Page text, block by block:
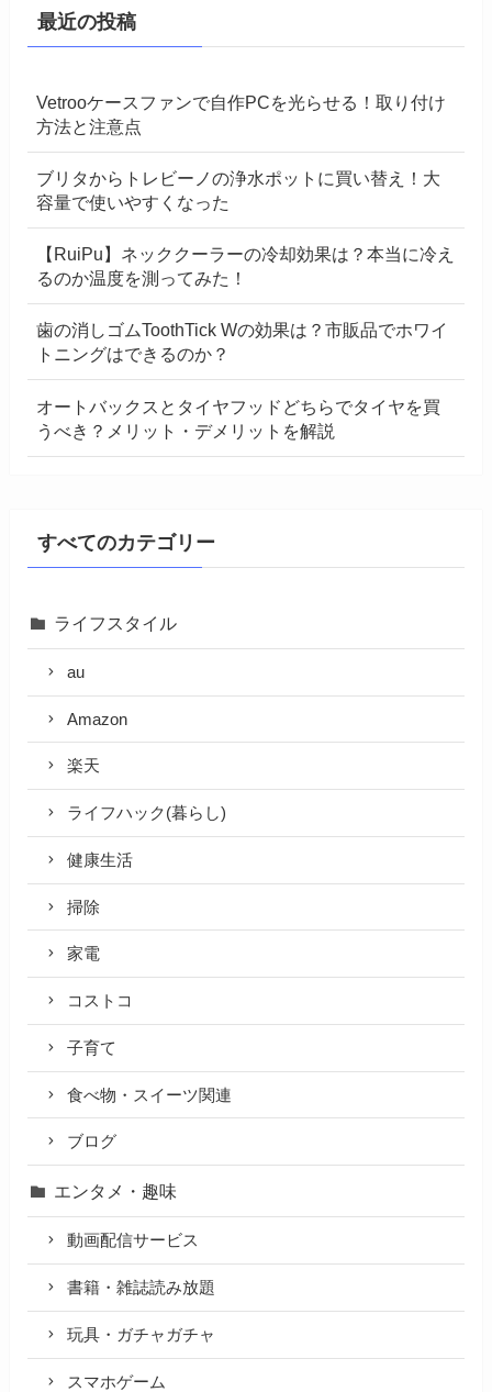
最近の投稿
Vetrooケースファンで自作PCを光らせる！取り付け
方法と注意点
ブリタからトレビーノの浄水ポットに買い替え！大
容量で使いやすくなった
【RuiPu】ネッククーラーの冷却効果は？本当に冷え
るのか温度を測ってみた！
歯の消しゴムToothTick Wの効果は？市販品でホワイ
トニングはできるのか？
オートバックスとタイヤフッドどちらでタイヤを買
うべき？メリット・デメリットを解説
すべてのカテゴリー
ライフスタイル
au
Amazon
楽天
ライフハック(暮らし)
健康生活
掃除
家電
コストコ
子育て
食べ物・スイーツ関連
ブログ
エンタメ・趣味
動画配信サービス
書籍・雑誌読み放題
玩具・ガチャガチャ
スマホゲーム